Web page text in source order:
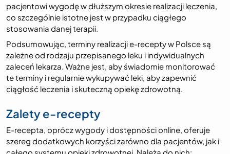
pacjentowi wygodę w dłuższym okresie realizacji leczenia,
co szczególnie istotne jest w przypadku ciągłego
stosowania danej terapii.
Podsumowując, terminy realizacji e-recepty w Polsce są
zależne od rodzaju przepisanego leku i indywidualnych
zaleceń lekarza. Ważne jest, aby świadomie monitorować
te terminy i regularnie wykupywać leki, aby zapewnić
ciągłość leczenia i skuteczną opiekę zdrowotną.
Zalety e-recepty
E-recepta, oprócz wygody i dostępności online, oferuje
szereg dodatkowych korzyści zarówno dla pacjentów, jak i